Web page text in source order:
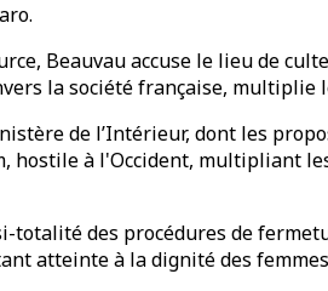
Beauvau accuse le lieu de
la société française, multiplie
de l’Intérieur, dont les
hostile à l'Occident, multipliant
totalité des procédures de
atteinte à la dignité des